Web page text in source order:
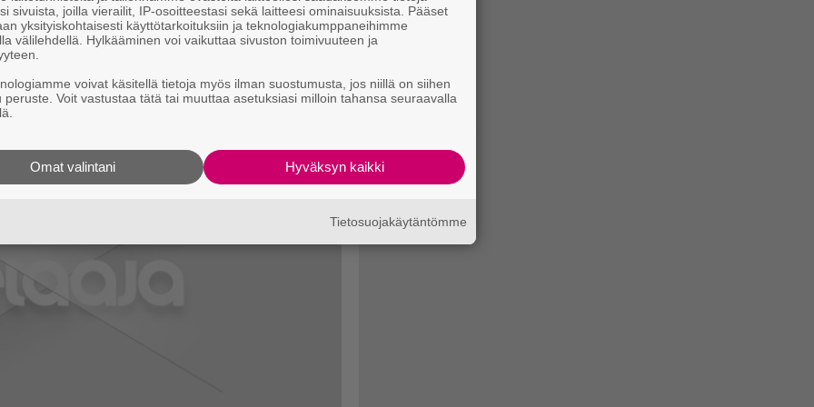
ja uusin Just Cause.
sivuista, joilla vierailit, IP-osoitteestasi sekä laitteesi ominaisuuksista. Pääset
yksityiskohtaisesti käyttötarkoituksiin ja teknologiakumppaneihimme
välilehdellä. Hylkääminen voi vaikuttaa sivuston toimivuuteen ja
voivat käsitellä tietoja myös ilman suostumusta, jos niillä on siihen
peruste. Voit vastustaa tätä tai muuttaa asetuksiasi milloin tahansa seuraavalla
Hyväksyn kaikki
Omat valintani
Tietosuojakäytäntömme